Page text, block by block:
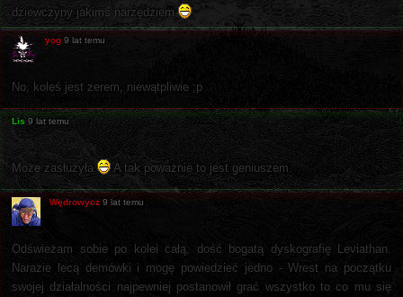
dziewczyny jakimś narzędziem
yog 9 lat temu
No, koleś jest zerem, niewątpliwie ;p
Lis 9 lat temu
Może zasłużyła A tak poważnie to jest geniuszem.
Wędrowycz 9 lat temu
Odświeżam sobie po kolei całą, dość bogatą dyskografię Leviathan.
Narazie lecą demówki i mogę powiedzieć jedno - Wrest na początku
swojej działalności najpewniej postanowił grać wszystko to co mu się